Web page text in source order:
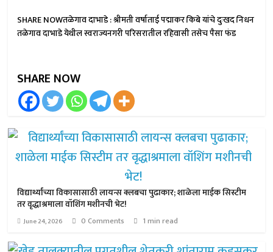
SHARE NOWतळेगाव दाभाडे : श्रीमती वर्षाताई पद्माकर किबे यांचे दुःखद निधन
तळेगाव दाभाडे येथील स्वराज्यनगरी परिसरातील रहिवासी तसेच पैसा फंड
SHARE NOW
विद्यार्थ्यांच्या विकासासाठी लायन्स क्लबचा पुढाकार; शाळेला माईक सिस्टीम
तर वृद्धाश्रमाला वॉशिंग मशीनची भेट!
June 24, 2026 0 Comments 1 min read